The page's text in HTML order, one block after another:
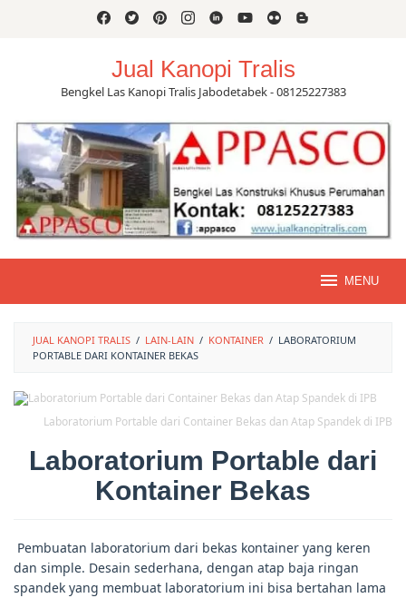
Jual Kanopi Tralis
Bengkel Las Kanopi Tralis Jabodetabek - 08125227383
MENU
JUAL KANOPI TRALIS / LAIN-LAIN / KONTAINER / LABORATORIUM
PORTABLE DARI KONTAINER BEKAS
Laboratorium Portable dari Container Bekas dan Atap Spandek di IPB
Laboratorium Portable dari
Kontainer Bekas
Pembuatan laboratorium dari bekas kontainer yang keren
dan simple. Desain sederhana, dengan atap baja ringan
spandek yang membuat laboratorium ini bisa bertahan lama